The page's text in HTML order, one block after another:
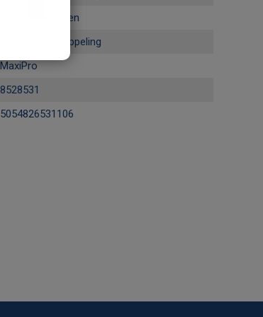
Pers koppelingen
Simple flare koppeling
MaxiPro
8528531
5054826531106